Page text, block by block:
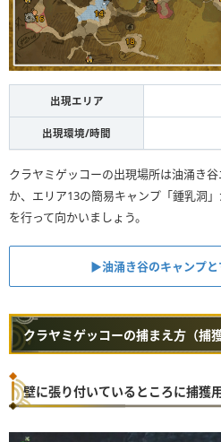
出現エリア
出現環境/時間
クラヤミゲッコーの出現場所は油涌き
か、エリア13の簡易キャンプ「鍾乳洞
を行って向かいましょう。
▶︎油涌き谷のキャンプと
クラヤミゲッコーの捕まえ方（捕獲
壁に張り付いているところに捕獲